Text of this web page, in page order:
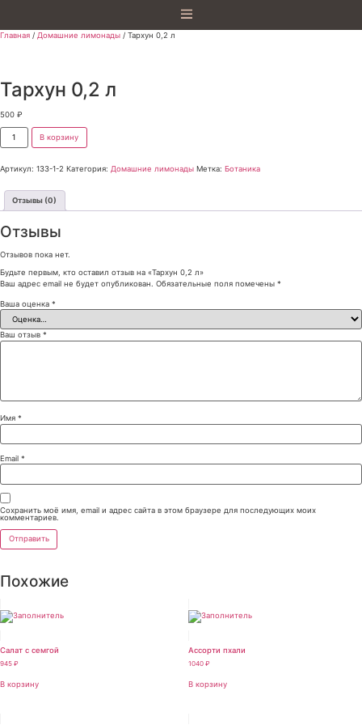
Главная / Домашние лимонады / Тархун 0,2 л
Тархун 0,2 л
500 ₽
В корзину
Артикул: 133-1-2 Категория: Домашние лимонады Метка: Ботаника
Отзывы (0)
Отзывы
Отзывов пока нет.
Будьте первым, кто оставил отзыв на «Тархун 0,2 л»
Ваш адрес email не будет опубликован.
Обязательные поля помечены *
Ваша оценка *
Ваш отзыв *
Имя *
Email *
Сохранить моё имя, email и адрес сайта в этом браузере для последующих моих
комментариев.
Похожие
Салат с семгой
945 ₽
В корзину
Ассорти пхали
1040 ₽
В корзину